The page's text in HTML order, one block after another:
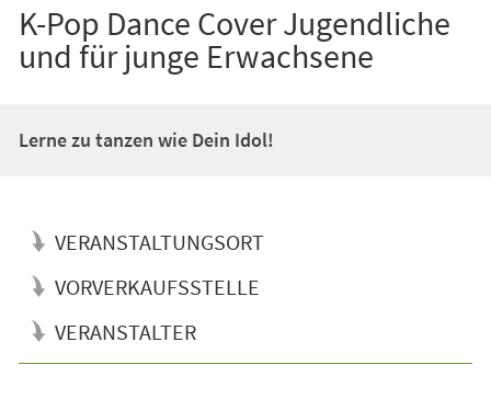
K-Pop Dance Cover Jugendliche
und für junge Erwachsene
Lerne zu tanzen wie Dein Idol!
VERANSTALTUNGSORT
VORVERKAUFSSTELLE
VERANSTALTER